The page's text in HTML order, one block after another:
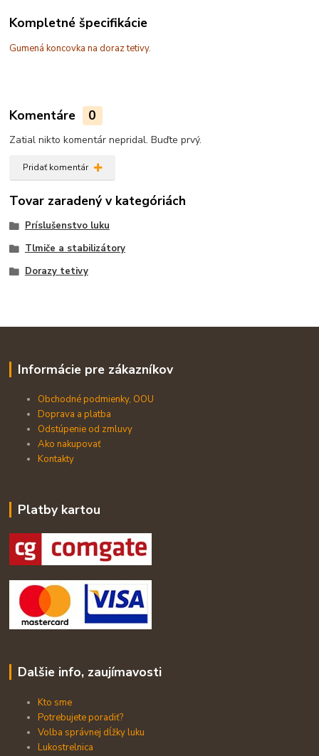
Kompletné špecifikácie
Gumená koncovka na doraz tetivy.
Komentáre 0
Zatial nikto komentár nepridal. Buďte prvý.
Pridať komentár
Tovar zaradený v kategóriách
Príslušenstvo luku
Tlmiče a stabilizátory
Dorazy tetivy
Informácie pre zákazníkov
Obchodné podmienky, OOU
Doprava a platba
Odstúpenie od zmluvy
Ako nakupovať
Kontakty
Platby kartou
Dalšie info, zaujímavosti
Kto sme
Potrebujete poradiť?
Volba správnej dĺžky luku
Lukostrelnica